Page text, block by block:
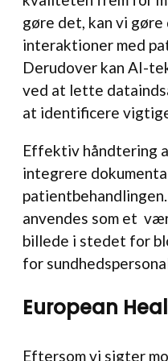
gøre det, kan vi
interaktioner med
Derudover kan AI-
ved at lette
at identificere
Effektiv håndtering
integrere
anvendes som et
billede i stedet for
for
European
Eftersom vi sigter